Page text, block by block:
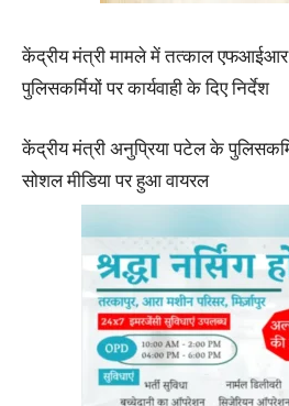
केंद्रीय मंत्री मामले में तत्काल एफआईआर
पुलिसकर्मियों पर कार्यवाही के दिए निर्देश
केंद्रीय मंत्री अनुप्रिया पटेल के
सोशल मीडिया पर हुआ वायरल